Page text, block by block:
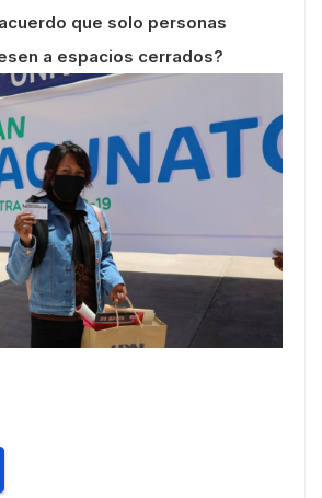
que solo personas
a espacios cerrados?